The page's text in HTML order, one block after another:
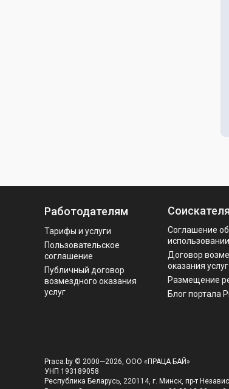
Работодателям
Тарифы и услуги
Пользовательское
соглашение
Публичный договор
возмездного оказания
услуг
Соглашение об
Договор
оказания услуг
Размещение
Блог портала
Praca.by © 2000—2026, ООО «ПРАЦА БАЙ»
УНП 193189058
Республика Беларусь, 220114, г. Минск, пр-т